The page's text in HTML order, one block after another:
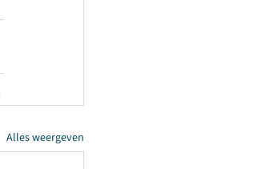
Alles weergeven